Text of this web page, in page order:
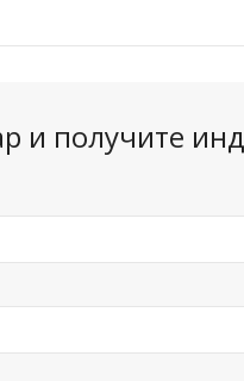
и получите